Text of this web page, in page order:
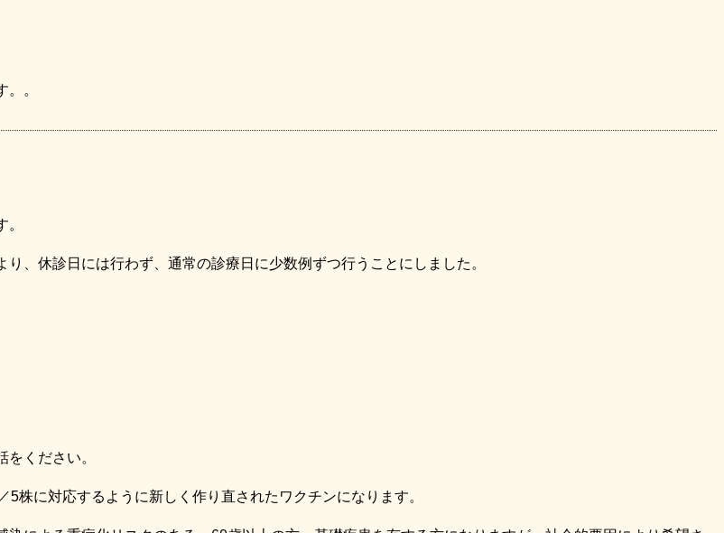
。
、休診日には行わず、通常の診療日に少数例ずつ行うことにしました。
ください。
株に対応するように新しく作り直されたワクチンになります。